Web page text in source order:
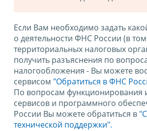
Если Вам необходимо задать
о деятельности ФНС России (в
территориальных налоговых
получить разъяснения по
налогообложения - Вы можете
сервисом "Обратиться в ФНС
По вопросам функционирования
сервисов и программного
России Вы можете обратиться в
технической поддержки".